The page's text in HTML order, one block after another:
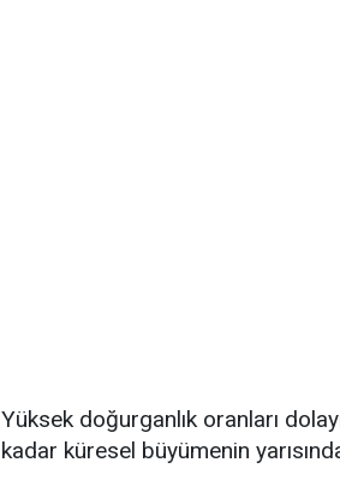
Yüksek doğurganlık oranları
kadar küresel büyümenin